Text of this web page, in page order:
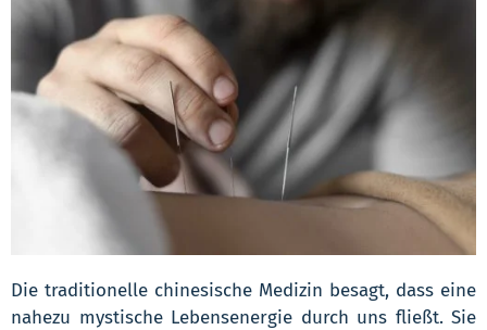
Die traditionelle chinesische Medizin besagt, dass eine
nahezu mystische Lebensenergie durch uns fließt. Sie